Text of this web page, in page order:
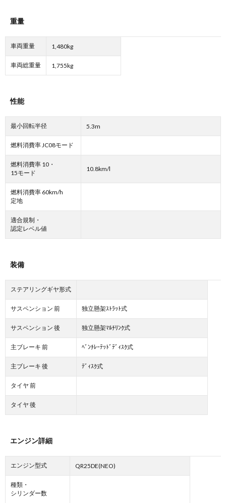
重量
車両重量 1,480kg
車両総重量 1,755kg
性能
最小回転半径 5.3m
燃料消費率 JC08モード
燃料消費率 10・
15モード
10.8km/l
燃料消費率 60km/h
定地
適合規制・
認定レベル値
装備
ステアリングギヤ形式
サスペンション 前 独立懸架ｽﾄﾗｯﾄ式
サスペンション 後 独立懸架ﾏﾙﾁﾘﾝｸ式
主ブレーキ 前 ﾍﾞﾝﾁﾚｰﾃｯﾄﾞﾃﾞｨｽｸ式
主ブレーキ 後 ﾃﾞｨｽｸ式
タイヤ 前
タイヤ 後
エンジン詳細
エンジン型式 QR25DE(NEO)
種類・
シリンダー数